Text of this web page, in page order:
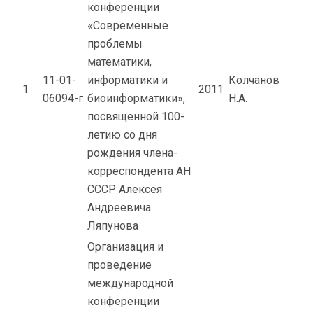
1
11-01-
06094-г
конференции
«Современные
проблемы
математики,
информатики и
биоинформатики»,
посвященной 100-
летию со дня
рождения члена-
корреспондента АН
СССР Алексея
Андреевича
Ляпунова
2011
Колчанов
Н.А.
Организация и
проведение
международной
конференции